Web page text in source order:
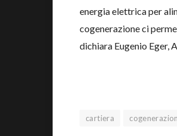
energia elettrica per
cogenerazione ci
dichiara Eugenio Eger,
cartiera